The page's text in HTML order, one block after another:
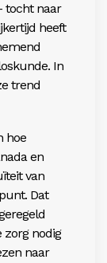
tocht naar
heeft
In
trend
hoe
en
van
Dat
zorg nodig
naar